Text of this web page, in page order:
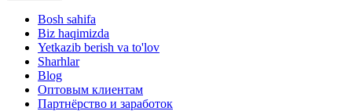
Bosh sahifa
Biz haqimizda
Yetkazib berish va to'lov
Sharhlar
Blog
Оптовым клиентам
Партнёрство и заработок